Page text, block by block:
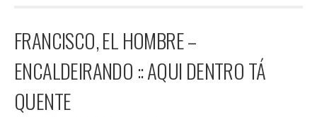
FRANCISCO, EL HOMBRE –
ENCALDEIRANDO :: AQUI DENTRO TÁ
QUENTE